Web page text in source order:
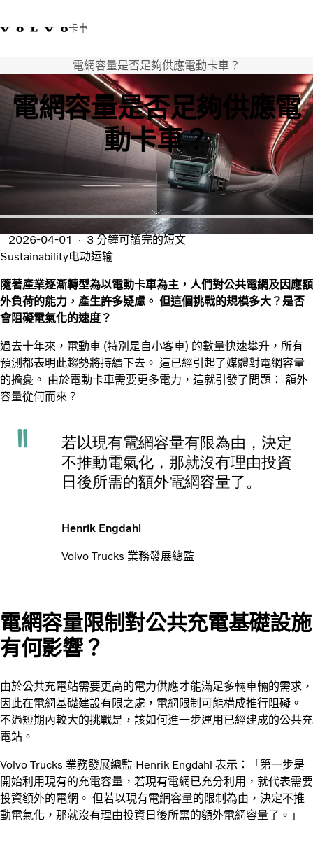
卡車
Volvo Trucks商店登入 查找經銷商台灣
運輸解決方案
服務
新聞與媒體
聯絡我們
電網容量是否足夠供應電動卡車？
電網容量是否足夠供應電
動卡車？
2026-04-01
3 分鐘可讀完的短文
Sustainability电动运输
隨著產業逐漸轉型為以電動卡車為主，人們對公共電網及因應額
外負荷的能力，產生許多疑慮。 但這個挑戰的規模多大？是否
會阻礙電氣化的速度？
過去十年來，電動車 (特別是自小客車) 的數量快速攀升，所有
預測都表明此趨勢將持續下去。 這已經引起了媒體對電網容量
的擔憂。 由於電動卡車需要更多電力，這就引發了問題： 額外
容量從何而來？
若以現有電網容量有限為由，決定
不推動電氣化，那就沒有理由投資
日後所需的額外電網容量了。
Henrik Engdahl
Volvo Trucks 業務發展總監
電網容量限制對公共充電基礎設施
有何影響？
由於公共充電站需要更高的電力供應才能滿足多輛車輛的需求，
因此在電網基礎建設有限之處，電網限制可能構成推行阻礙。
不過短期內較大的挑戰是，該如何進一步運用已經建成的公共充
電站。
Volvo Trucks 業務發展總監 Henrik Engdahl 表示：「第一步是
開始利用現有的充電容量，若現有電網已充分利用，就代表需要
投資額外的電網。 但若以現有電網容量的限制為由，決定不推
動電氣化，那就沒有理由投資日後所需的額外電網容量了。」